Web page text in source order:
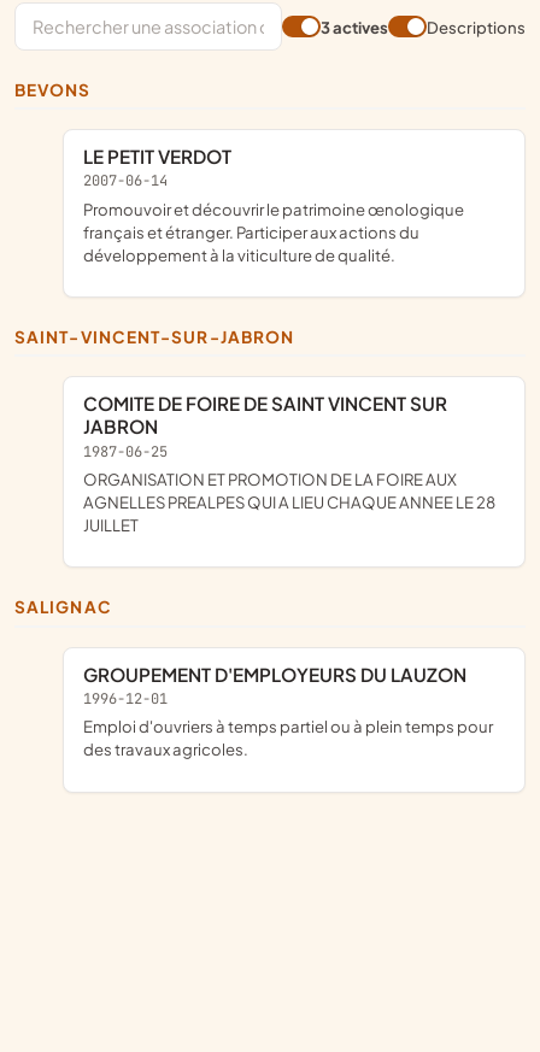
3 actives Descriptions
BEVONS
LE PETIT VERDOT
2007-06-14
Promouvoir et découvrir le patrimoine œnologique
français et étranger. Participer aux actions du
développement à la viticulture de qualité.
SAINT-VINCENT-SUR-JABRON
COMITE DE FOIRE DE SAINT VINCENT SUR
JABRON
1987-06-25
ORGANISATION ET PROMOTION DE LA FOIRE AUX
AGNELLES PREALPES QUI A LIEU CHAQUE ANNEE LE 28
JUILLET
SALIGNAC
GROUPEMENT D'EMPLOYEURS DU LAUZON
1996-12-01
Emploi d'ouvriers à temps partiel ou à plein temps pour
des travaux agricoles.